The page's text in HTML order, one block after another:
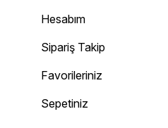
Hesabım
Sipariş Takip
Favorileriniz
Sepetiniz